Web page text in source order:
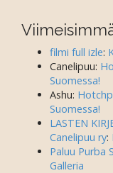
filmi full izle:
Canelipuu:
Suomessa!
Ashu:
Suomessa!
LASTEN
Canelipuu ry:
Paluu Purba
Galleria